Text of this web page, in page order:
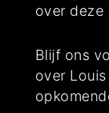
over deze
Blijf ons
over